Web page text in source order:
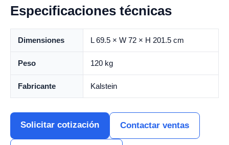
Especificaciones técnicas
Dimensiones L 69.5 × W 72 × H 201.5 cm
Peso 120 kg
Fabricante Kalstein
Solicitar cotización Contactar ventas